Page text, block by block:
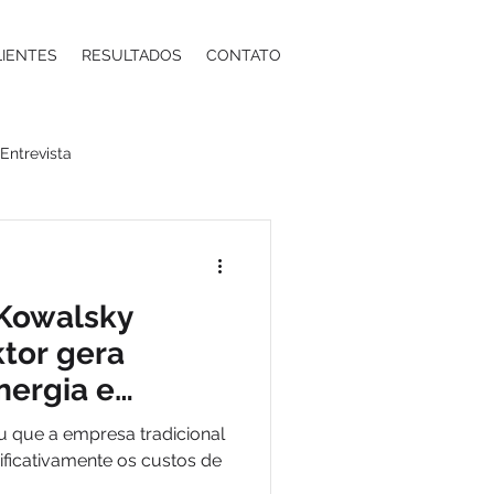
RESULTADOS CONTATO
Entrevista
Estéticos
gera
e
positivo
que a empresa tradicional
os custos de